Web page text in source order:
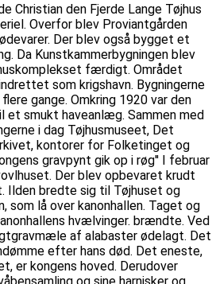
Christian den Fjerde Lange Tøjhus
Overfor blev Proviantgården
Der blev også bygget et
Da Kunstkammerbygningen blev
færdigt. Området
som krigshavn. Bygningerne
gange. Omkring 1920 var den
et smukt haveanlæg. Sammen med
i dag Tøjhusmuseet, Det
kontorer for Folketinget og
gravpynt gik op i røg'' I februar
Der blev opbevaret krudt
Ilden bredte sig til Tøjhuset og
som lå over kanonhallen. Taget og
hvælvinger. brændte. Ved
af alabaster ødelagt. Det
efter hans død. Det eneste,
er kongens hoved. Derudover
og sine harnisker og